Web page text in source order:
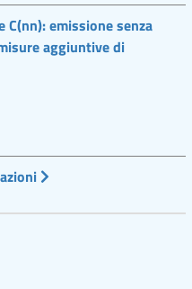
emissione senza
aggiuntive di